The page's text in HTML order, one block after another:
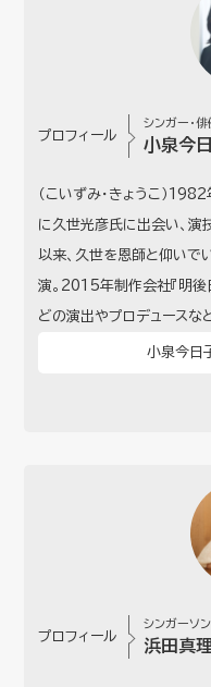
プロフィール
シンガー・俳
小泉今
（こいずみ・きょうこ）
に久世光彦氏に出会い、
以来、久世を恩師と仰いで
演。2015年制作会社『明後
どの演出やプロデュースな
小泉今日
プロフィール
シンガーソ
浜田真